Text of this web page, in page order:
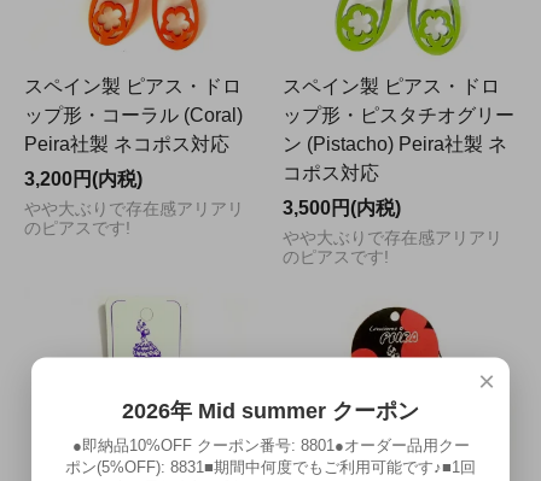
スペイン製 ピアス・ドロ
ップ形・コーラル (Coral)
Peira社製 ネコポス対応
3,200円(内税)
やや大ぶりで存在感アリアリ
のピアスです!
スペイン製 ピアス・ドロ
ップ形・ピスタチオグリー
ン (Pistacho) Peira社製 ネ
コポス対応
3,500円(内税)
やや大ぶりで存在感アリアリ
のピアスです!
×
2026年 Mid summer クーポン
●即納品10%OFF クーポン番号: 8801●オーダー品用クー
ポン(5%OFF): 8831■期間中何度でもご利用可能です♪■1回